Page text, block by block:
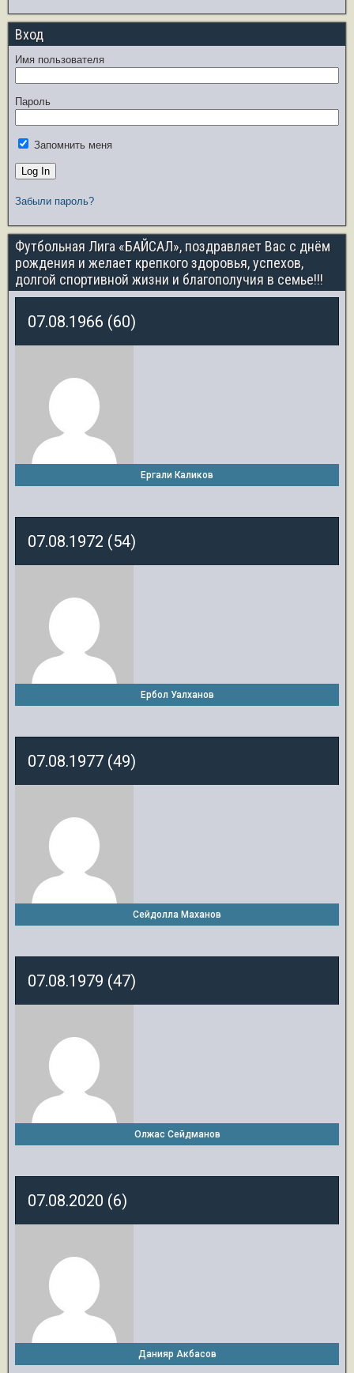
Вход
Имя пользователя
Пароль
Запомнить меня
Забыли пароль?
Футбольная Лига «БАЙСАЛ», поздравляет Вас с днём
рождения и желает крепкого здоровья, успехов,
долгой спортивной жизни и благополучия в семье!!!
07.08.1966 (60)
Ергали Каликов
07.08.1972 (54)
Ербол Уалханов
07.08.1977 (49)
Сейдолла Маханов
07.08.1979 (47)
Олжас Сейдманов
07.08.2020 (6)
Данияр Акбасов